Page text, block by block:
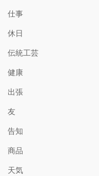
仕事
休日
伝統工芸
健康
出張
友
告知
商品
天気